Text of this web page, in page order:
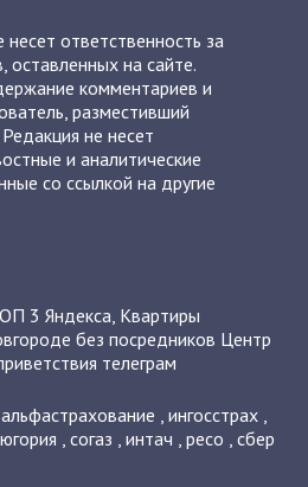
ответственность за
оставленных на сайте.
комментариев и
разместивший
не несет
и аналитические
со ссылкой на другие
3 Яндекса, Квартиры
без посредников Центр
телеграм
альфастрахование ,ингосстрах ,
югория ,согаз ,интач ,ресо ,сбер